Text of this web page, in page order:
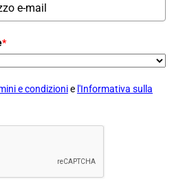
*
e condizionie l'Informativa sulla